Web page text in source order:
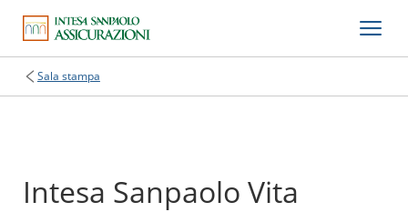
Sala stampa
Intesa Sanpaolo Vita